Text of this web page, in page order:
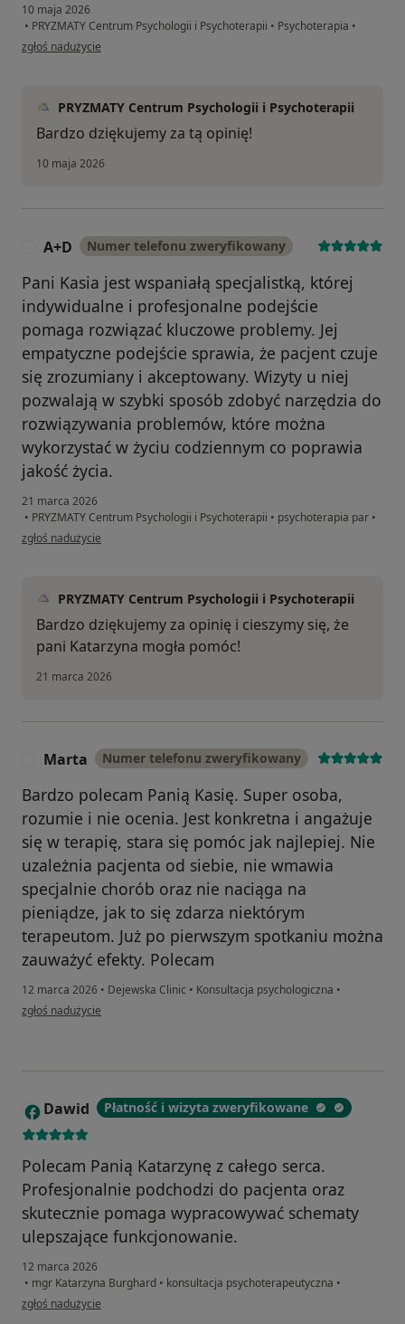
10 maja 2026
• PRYZMATY Centrum Psychologii i Psychoterapii • Psychoterapia •
w opinii użytkownika Ela Kowalczyk
zgłoś nadużycie
PRYZMATY Centrum Psychologii i Psychoterapii
Bardzo dziękujemy za tą opinię!
10 maja 2026
A+D Numer telefonu zweryfikowany
Pani Kasia jest wspaniałą specjalistką, której
indywidualne i profesjonalne podejście
pomaga rozwiązać kluczowe problemy. Jej
empatyczne podejście sprawia, że pacjent czuje
się zrozumiany i akceptowany. Wizyty u niej
pozwalają w szybki sposób zdobyć narzędzia do
rozwiązywania problemów, które można
wykorzystać w życiu codziennym co poprawia
jakość życia.
21 marca 2026
• PRYZMATY Centrum Psychologii i Psychoterapii • psychoterapia par •
w opinii użytkownika A+D
zgłoś nadużycie
PRYZMATY Centrum Psychologii i Psychoterapii
Bardzo dziękujemy za opinię i cieszymy się, że
pani Katarzyna mogła pomóc!
21 marca 2026
Marta Numer telefonu zweryfikowany
Bardzo polecam Panią Kasię. Super osoba,
rozumie i nie ocenia. Jest konkretna i angażuje
się w terapię, stara się pomóc jak najlepiej. Nie
uzależnia pacjenta od siebie, nie wmawia
specjalnie chorób oraz nie naciąga na
pieniądze, jak to się zdarza niektórym
terapeutom. Już po pierwszym spotkaniu można
zauważyć efekty. Polecam
12 marca 2026 • Dejewska Clinic • Konsultacja psychologiczna •
w opinii użytkownika Marta
zgłoś nadużycie
D Dawid Płatność i wizyta zweryfikowane
Polecam Panią Katarzynę z całego serca.
Profesjonalnie podchodzi do pacjenta oraz
skutecznie pomaga wypracowywać schematy
ulepszające funkcjonowanie.
12 marca 2026
• mgr Katarzyna Burghard • konsultacja psychoterapeutyczna •
w opinii użytkownika Dawid
zgłoś nadużycie